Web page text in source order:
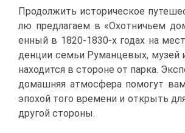
Про­дол­жить ис­то­ри­че­ское
лю пред­ла­га­ем в «Охот­ни­чьем
ен­ный в 1820-1830-х го­дах на
ден­ции се­мьи Ру­ман­це­вых, му­зей
на­хо­дит­ся в сто­роне от пар­ка.
до­маш­няя ат­мо­сфе­ра по­мо­гут
эпо­хой то­го вре­ме­ни и от­крыть
дру­гой сто­ро­ны.